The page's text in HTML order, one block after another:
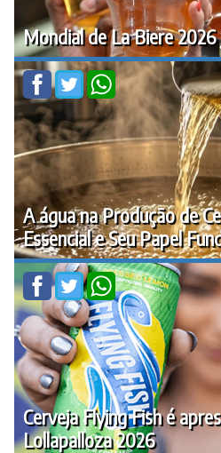
Mondial de La Biere 2026
A água na Produção de
Essencial e Seu Papel
Cerveja Flying Fish é
Lollapalloza 2026